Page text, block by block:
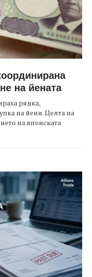
на йената
рядка,
на йени. Целта на
на японската